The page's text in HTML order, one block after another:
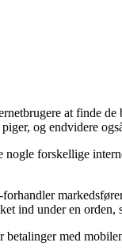
at finde
og endvidere
forskellige
ind under en
med